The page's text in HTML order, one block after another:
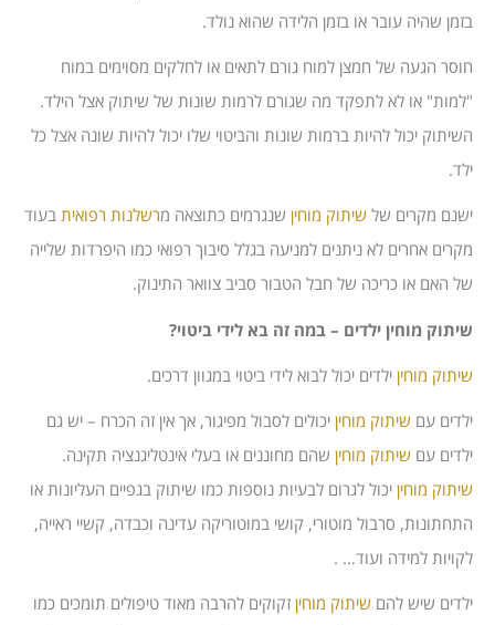
בזמן שהיה עובר או בזמן הלידה שהוא נולד.
חוסר הגעה של חמצן למוח גורם לתאים או לחלקים מסוימים במוח
"למות" או לא לתפקד מה שגורם לרמות שונות של שיתוק אצל הילד.
השיתוק יכול להיות ברמות שונות והביטוי שלו יכול להיות שונה אצל כל
ילד.
ישנם מקרים של שיתוק מוחין שנגרמים כתוצאה מרשלנות רפואית בעוד
מקרים אחרים לא ניתנים למניעה בגלל סיבוך רפואי כמו היפרדות שלייה
של האם או כריכה של חבל הטבור סביב צוואר התינוק.
שיתוק מוחין ילדים – במה זה בא לידי ביטוי?
שיתוק מוחין ילדים יכול לבוא לידי ביטוי במגוון דרכים.
ילדים עם שיתוק מוחין יכולים לסבול מפיגור, אך אין זה הכרח – יש גם
ילדים עם שיתוק מוחין שהם מחוננים או בעלי אינטליגנציה תקינה.
שיתוק מוחין יכול לגרום לבעיות נוספות כמו שיתוק בגפיים העליונות או
התחתונות, סרבול מוטורי, קושי במוטוריקה עדינה וכבדה, קשיי ראייה,
לקויות למידה ועוד… .
ילדים שיש להם שיתוק מוחין זקוקים להרבה מאוד טיפולים תומכים כמו